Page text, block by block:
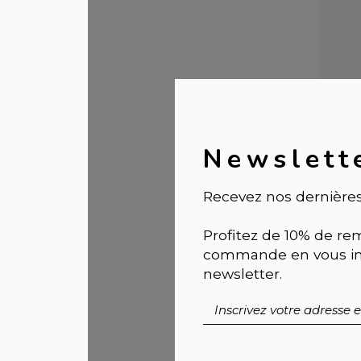
Recevez nos
Profitez de 10% de
commande en vous
newsletter.